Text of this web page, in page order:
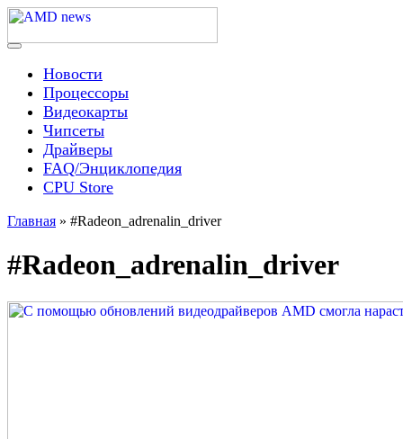
Skip
content
AMD news
Menu
Новости
Процессоры
Видеокарты
Чипсеты
Драйверы
FAQ/Энциклопедия
CPU Store
Главная » #Radeon_adrenalin_driver
#Radeon_adrenalin_driver